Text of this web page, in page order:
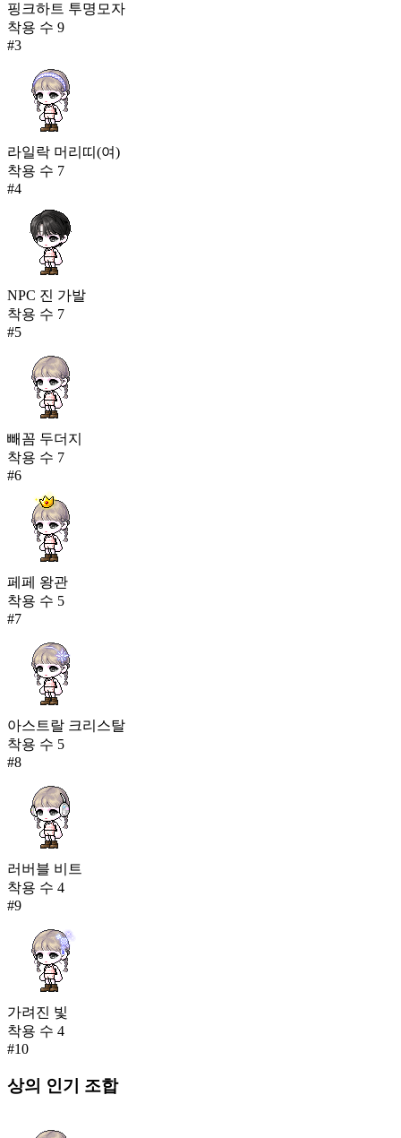
핑크하트 투명모자
착용 수 9
#3
라일락 머리띠(여)
착용 수 7
#4
NPC 진 가발
착용 수 7
#5
빼꼼 두더지
착용 수 7
#6
페페 왕관
착용 수 5
#7
아스트랄 크리스탈
착용 수 5
#8
러버블 비트
착용 수 4
#9
가려진 빛
착용 수 4
#10
상의 인기 조합